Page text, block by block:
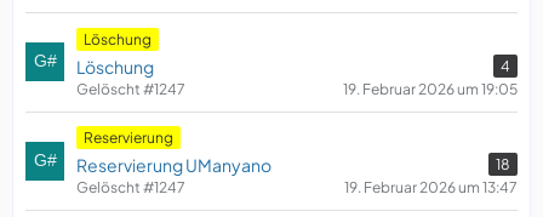
Löschung
Löschung
4
Gelöscht #1247
19. Februar 2026 um 19:05
Reservierung
Reservierung UManyano
18
Gelöscht #1247
19. Februar 2026 um 13:47